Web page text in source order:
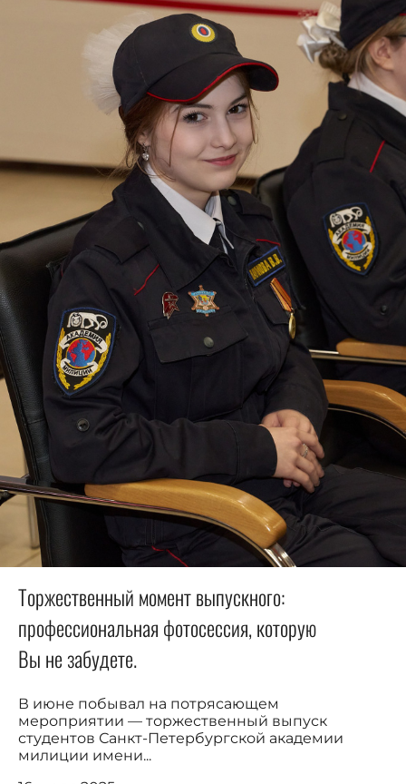
Торжественный момент выпускного:
профессиональная фотосессия, которую
Вы не забудете.
В июне побывал на потрясающем
мероприятии — торжественный выпуск
студентов Санкт-Петербургской академии
милиции имени...